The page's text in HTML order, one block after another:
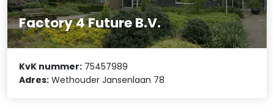
Factory 4 Future B.V.
KvK nummer: 75457989
Adres: Wethouder Jansenlaan 78